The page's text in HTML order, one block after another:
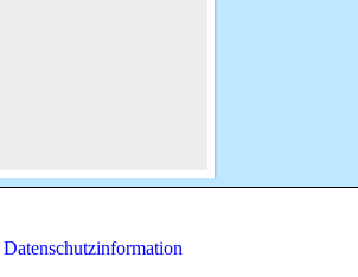
Datenschutzinformation